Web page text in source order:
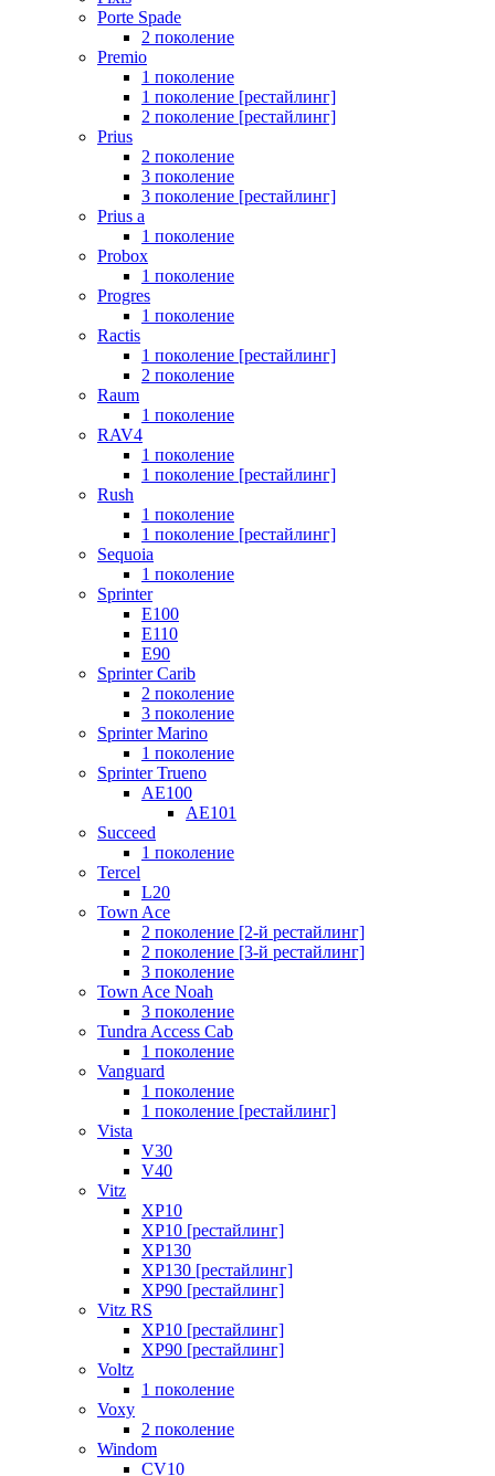
Porte Spade
2 поколение
Premio
1 поколение
1 поколение [рестайлинг]
2 поколение [рестайлинг]
Prius
2 поколение
3 поколение
3 поколение [рестайлинг]
Prius a
1 поколение
Probox
1 поколение
Progres
1 поколение
Ractis
1 поколение [рестайлинг]
2 поколение
Raum
1 поколение
RAV4
1 поколение
1 поколение [рестайлинг]
Rush
1 поколение
1 поколение [рестайлинг]
Sequoia
1 поколение
Sprinter
E100
E110
E90
Sprinter Carib
2 поколение
3 поколение
Sprinter Marino
1 поколение
Sprinter Trueno
AE100
AE101
Succeed
1 поколение
Tercel
L20
Town Ace
2 поколение [2-й рестайлинг]
2 поколение [3-й рестайлинг]
3 поколение
Town Ace Noah
3 поколение
Tundra Access Cab
1 поколение
Vanguard
1 поколение
1 поколение [рестайлинг]
Vista
V30
V40
Vitz
XP10
XP10 [рестайлинг]
XP130
XP130 [рестайлинг]
XP90 [рестайлинг]
Vitz RS
XP10 [рестайлинг]
XP90 [рестайлинг]
Voltz
1 поколение
Voxy
2 поколение
Windom
СV10